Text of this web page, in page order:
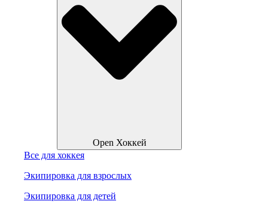
Open Хоккей
Все для хоккея
Экипировка для взрослых
Экипировка для детей